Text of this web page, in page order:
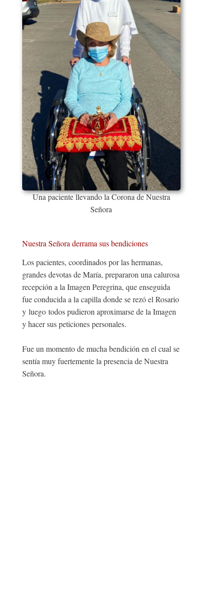
Una paciente llevando la Corona de Nuestra
Señora
Nuestra Señora derrama sus bendiciones
Los pacientes, coordinados por las hermanas,
grandes devotas de María, prepararon una calurosa
recepción a la Imagen Peregrina, que enseguida
fue conducida a la capilla donde se rezó el Rosario
y luego todos pudieron aproximarse de la Imagen
y hacer sus peticiones personales.
Fue un momento de mucha bendición en el cual se
sentía muy fuertemente la presencia de Nuestra
Señora.